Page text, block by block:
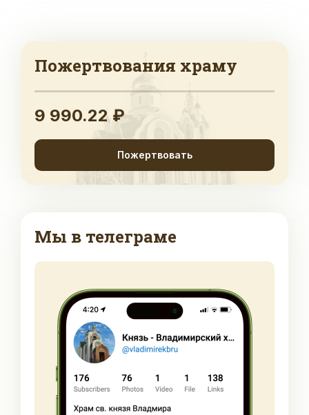
Пожертвования храму
9 990.22 ₽
Пожертвовать
Мы в телеграме